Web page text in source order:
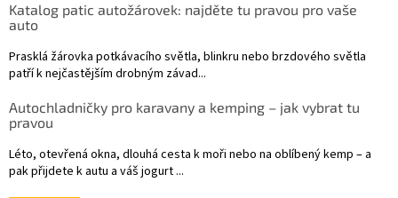
Katalog patic autožárovek: najděte tu pravou pro vaše
auto
Prasklá žárovka potkávacího světla, blinkru nebo brzdového světla
patří k nejčastějším drobným závad...
Autochladničky pro karavany a kemping – jak vybrat tu
pravou
Léto, otevřená okna, dlouhá cesta k moři nebo na oblíbený kemp – a
pak přijdete k autu a váš jogurt ...